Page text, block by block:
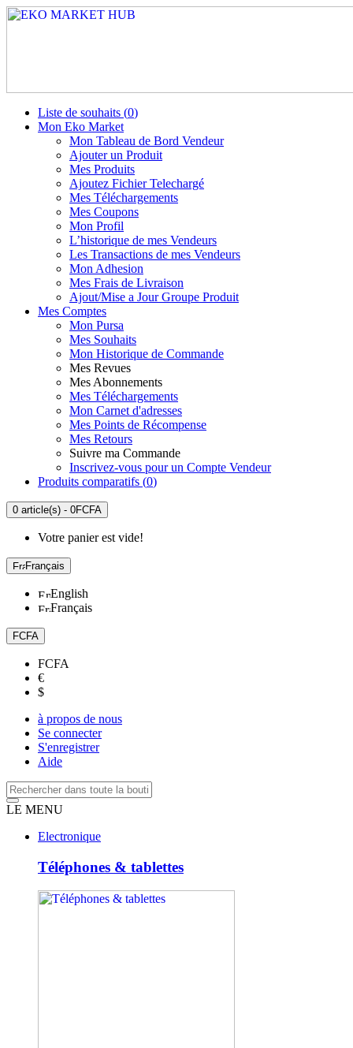
Liste de souhaits (0)
Mon Eko Market
Mon Tableau de Bord Vendeur
Ajouter un Produit
Mes Produits
Ajoutez Fichier Telechargé
Mes Téléchargements
Mes Coupons
Mon Profil
L’historique de mes Vendeurs
Les Transactions de mes Vendeurs
Mon Adhesion
Mes Frais de Livraison
Ajout/Mise a Jour Groupe Produit
Mes Comptes
Mon Pursa
Mes Souhaits
Mon Historique de Commande
Mes Revues
Mes Abonnements
Mes Téléchargements
Mon Carnet d'adresses
Mes Points de Récompense
Mes Retours
Suivre ma Commande
Inscrivez-vous pour un Compte Vendeur
Produits comparatifs (0)
0 article(s) - 0FCFA
Votre panier est vide!
Français
English
Français
FCFA
FCFA
€
$
à propos de nous
Se connecter
S'enregistrer
Aide
LE MENU
Electronique
Téléphones & tablettes